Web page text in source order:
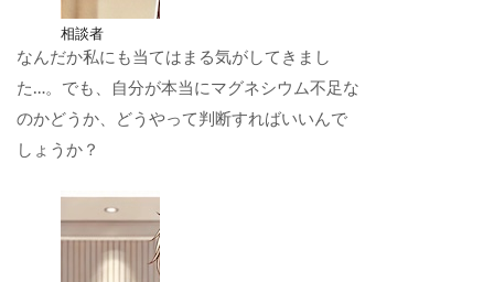
相談者
なんだか私にも当てはまる気がしてきまし
た…。でも、自分が本当にマグネシウム不足な
のかどうか、どうやって判断すればいいんで
しょうか？